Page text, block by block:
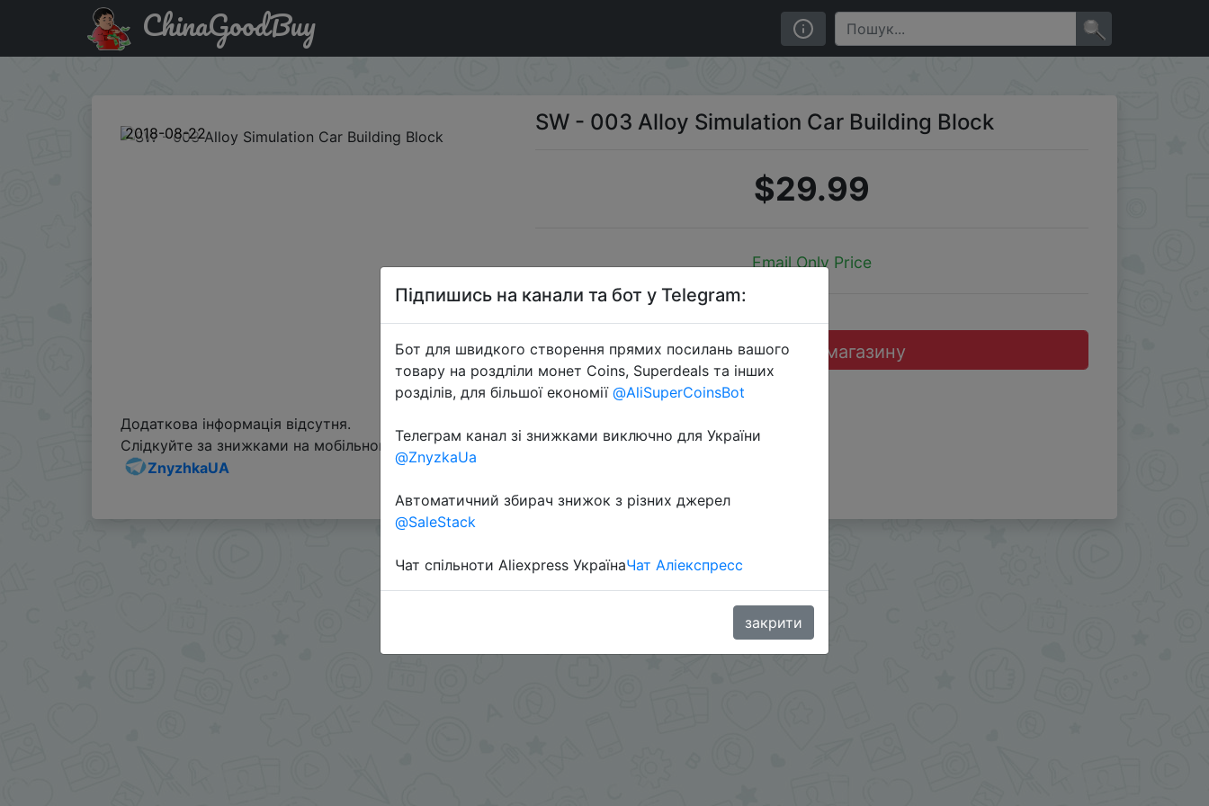
Знижка на SW - 003 Alloy Simulation Car Building Block
ChinaGoodBuy
2018-08-22 SW - 003 Alloy Simulation Car Building Block
$29.99
Email Only Price
Перейти до магазину
Додаткова інформація відсутня.
Слідкуйте за знижками на мобільному, в телеграм каналі:
ZnyzhkaUA
Підпишись на канали та бот у Telegram:
Бот для швидкого створення прямих посилань вашого
товару на роздліли монет Coins, Superdeals та інших
розділів, для більшої економії @AliSuperCoinsBot
Телеграм канал зі знижками виключно для України
@ZnyzkaUa
Автоматичний збирач знижок з різних джерел
@SaleStack
Чат спільноти Aliexpress УкраїнаЧат Аліекспресс
закрити